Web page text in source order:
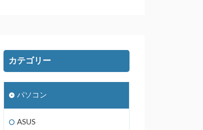
カテゴリー
パソコン
ASUS